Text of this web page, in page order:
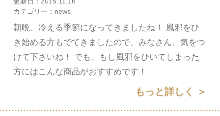
カテゴリー： news
朝晩、冷える季節になってきましたね！ 風邪をひ
き始める方もでてきましたので、みなさん、気をつ
けて下さいね！ でも、もし風邪をひいてしまった
方にはこんな商品がおすすめです！
もっと詳しく ＞